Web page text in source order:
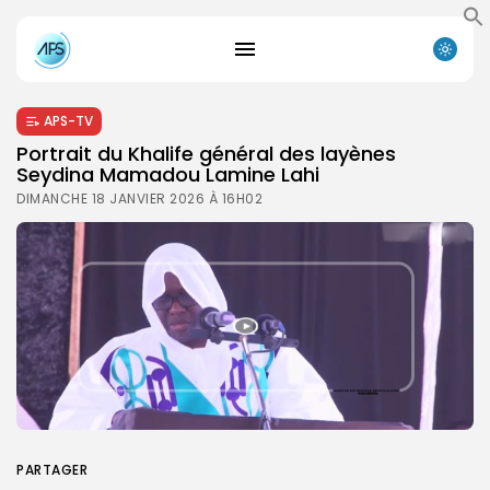
APS-TV
Portrait du Khalife général des layènes
Seydina Mamadou Lamine Lahi
DIMANCHE 18 JANVIER 2026 À 16H02
PARTAGER